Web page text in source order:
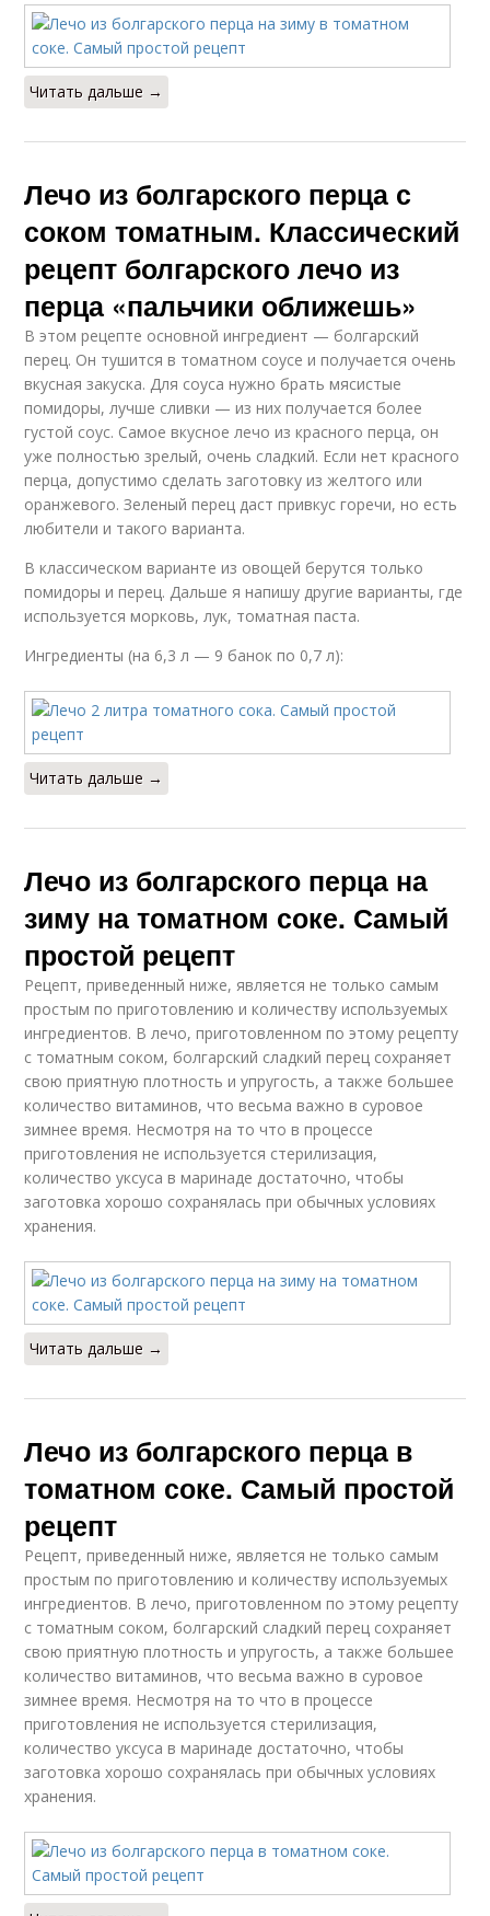
Читать дальше →
Лечо из болгарского перца с
соком томатным. Классический
рецепт болгарского лечо из
перца «пальчики оближешь»
В этом рецепте основной ингредиент — болгарский
перец. Он тушится в томатном соусе и получается очень
вкусная закуска. Для соуса нужно брать мясистые
помидоры, лучше сливки — из них получается более
густой соус. Самое вкусное лечо из красного перца, он
уже полностью зрелый, очень сладкий. Если нет красного
перца, допустимо сделать заготовку из желтого или
оранжевого. Зеленый перец даст привкус горечи, но есть
любители и такого варианта.
В классическом варианте из овощей берутся только
помидоры и перец. Дальше я напишу другие варианты, где
используется морковь, лук, томатная паста.
Ингредиенты (на 6,3 л — 9 банок по 0,7 л):
Читать дальше →
Лечо из болгарского перца на
зиму на томатном соке. Самый
простой рецепт
Рецепт, приведенный ниже, является не только самым
простым по приготовлению и количеству используемых
ингредиентов. В лечо, приготовленном по этому рецепту
с томатным соком, болгарский сладкий перец сохраняет
свою приятную плотность и упругость, а также большее
количество витаминов, что весьма важно в суровое
зимнее время. Несмотря на то что в процессе
приготовления не используется стерилизация,
количество уксуса в маринаде достаточно, чтобы
заготовка хорошо сохранялась при обычных условиях
хранения.
Читать дальше →
Лечо из болгарского перца в
томатном соке. Самый простой
рецепт
Рецепт, приведенный ниже, является не только самым
простым по приготовлению и количеству используемых
ингредиентов. В лечо, приготовленном по этому рецепту
с томатным соком, болгарский сладкий перец сохраняет
свою приятную плотность и упругость, а также большее
количество витаминов, что весьма важно в суровое
зимнее время. Несмотря на то что в процессе
приготовления не используется стерилизация,
количество уксуса в маринаде достаточно, чтобы
заготовка хорошо сохранялась при обычных условиях
хранения.